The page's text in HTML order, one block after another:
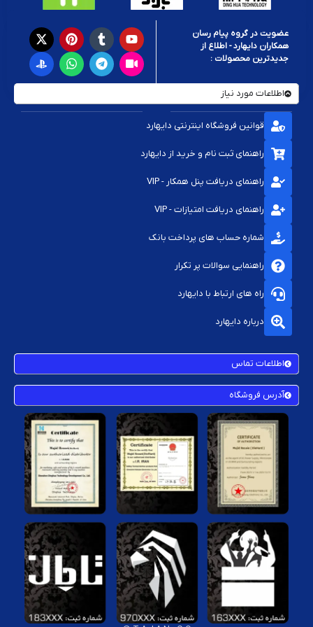
عضویت در گروه پیام رسان
همکاران دایهارد - اطلاع از
جدیدترین محصولات :
اطلاعات مورد نیاز
قوانین فروشگاه اینترنتی دایهارد
راهنمای ثبت نام و خرید از دایهارد
راهنمای دریافت پنل همکار - VIP
راهنمای دریافت امتیازات - VIP
شماره حساب های پرداخت بانک
راهنمایی سوالات پر تکرار
راه های ارتباط با دایهارد
درباره دایهارد
اطلاعات تماس
آدرس فروشگاه